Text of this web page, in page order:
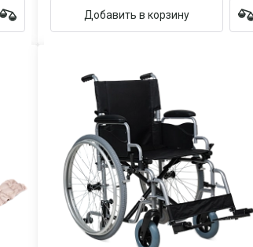
Добавить в корзину